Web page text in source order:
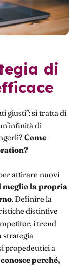
giusti”: si tratta di
di
Come
attirare nuovi
meglio la propria
. Definire la
distintive
i trend
strategia
propedeutici a
perché,